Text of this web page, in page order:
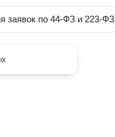
заявок по 44-ФЗ и 223-ФЗ